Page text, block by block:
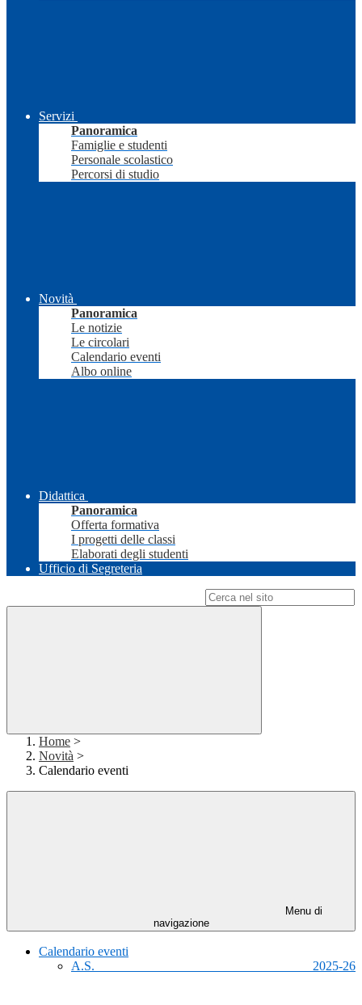
Servizi
Panoramica
Famiglie e studenti
Personale scolastico
Percorsi di studio
Novità
Panoramica
Le notizie
Le circolari
Calendario eventi
Albo online
Didattica
Panoramica
Offerta formativa
I progetti delle classi
Elaborati degli studenti
Ufficio di Segreteria
Home >
Novità >
Calendario eventi
Menu di
navigazione
Calendario eventi
A.S. 2025-26